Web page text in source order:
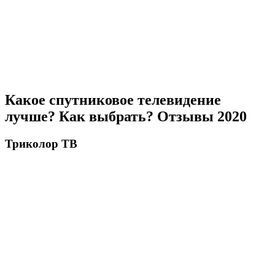
Какое спутниковое телевидение
лучше? Как выбрать? Отзывы 2020
Триколор ТВ